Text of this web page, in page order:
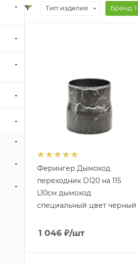
Тип изделия Бренд: 1
Ферингер Дымоход
переходник D120 на 115
L10см дымоход
специальный цвет черный
1 046 ₽/шт